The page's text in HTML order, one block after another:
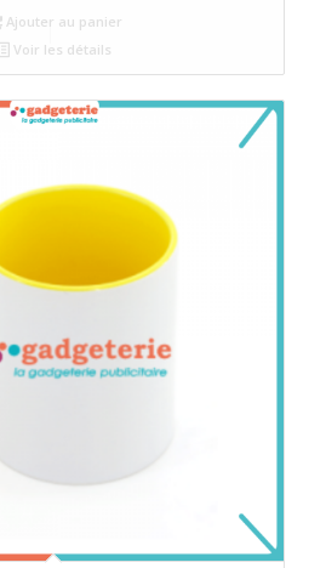
Ajouter au panier
Voir les détails